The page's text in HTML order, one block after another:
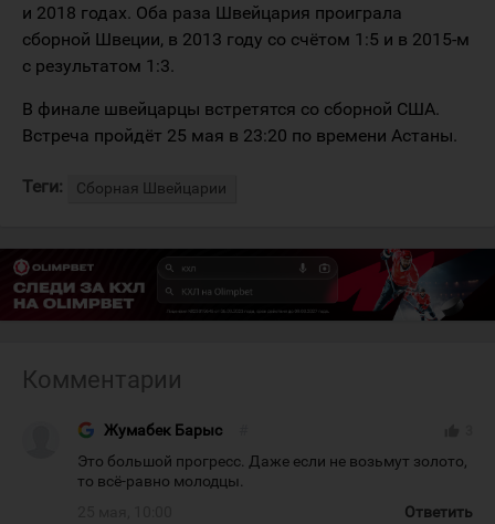
и 2018 годах. Оба раза Швейцария проиграла
сборной Швеции, в 2013 году со счётом 1:5 и в 2015-м
с результатом 1:3.
В финале швейцарцы встретятся со сборной США.
Встреча пройдёт 25 мая в 23:20 по времени Астаны.
Теги: Сборная Швейцарии
Комментарии
Жумабек Барыс
Это большой прогресс. Даже если не возьмут золото,
то всё-равно молодцы.
Ответить